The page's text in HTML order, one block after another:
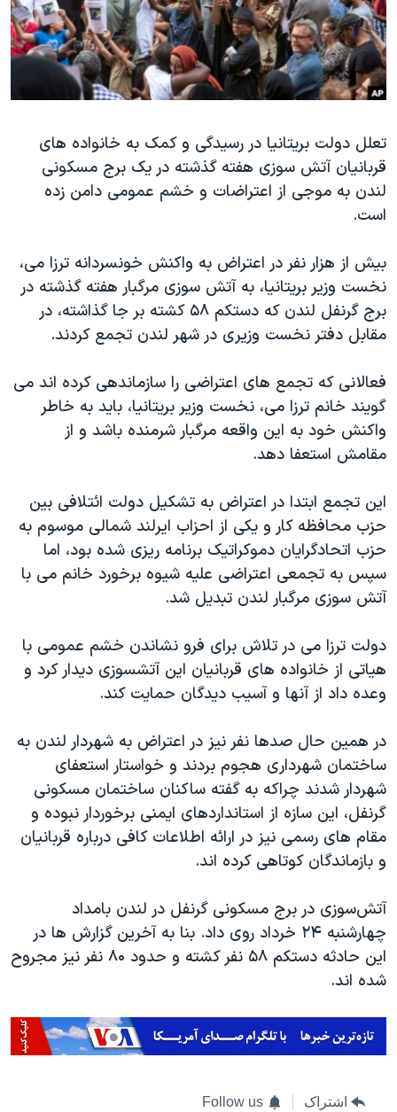
فرهنگ و زندگی
حقوق شهروندی
اقتصادی
اسرائیل در جنگ
گالری عکس
مستندها
انتخابات ریاست جمهوری آمریکا ۲۰۲۴
حمله جمهوری اسلامی به اسرائیل
ورزش زنان در ایران
اعتراضات زن، زندگی، آزادی
دادگاه حمید نوری
چهل سال گروگان‌گیری
قانون شفافیت دارائی کادر رهبری ایران
اسرائیل در جنگ
نرگس محمدی برنده جایزه نوبل صلح
همایش محافظه‌کاران آمریکا «سی‌پک»
صفحه‌های ویژه
سفر پرزیدنت ترامپ به چین
دنبال کنید
زبانهای مختلف
تعلل دولت بریتانیا در رسیدگی و کمک به خانواده های
قربانیان آتش سوزی هفته گذشته در یک برج مسکونی
لندن به موجی از اعتراضات و خشم عمومی دامن زده
است.
بیش از هزار نفر در اعتراض به واکنش خونسردانه ترزا می،
نخست وزیر بریتانیا، به آتش سوزی مرگبار هفته گذشته در
برج گرنفل لندن که دستکم ۵۸ کشته بر جا گذاشته، در
مقابل دفتر نخست وزیری در شهر لندن تجمع کردند.
فعالانی که تجمع های اعتراضی را سازماندهی کرده اند می
گویند خانم ترزا می، نخست وزیر بریتانیا، باید به خاطر
واکنش خود به این واقعه مرگبار شرمنده باشد و از
مقامش استعفا دهد.
این تجمع ابتدا در اعتراض به تشکیل دولت ائتلافی بین
حزب محافظه کار و یکی از احزاب ایرلند شمالی موسوم به
حزب اتحادگرایان دموکراتیک برنامه ریزی شده بود، اما
سپس به تجمعی اعتراضی علیه شیوه برخورد خانم می با
آتش سوزی مرگبار لندن تبدیل شد.
دولت ترزا می در تلاش برای فرو نشاندن خشم عمومی با
هیاتی از خانواده های قربانیان این آتشسوزی دیدار کرد و
وعده داد از آنها و آسیب دیدگان حمایت کند.
در همین حال صدها نفر نیز در اعتراض به شهردار لندن به
ساختمان شهرداری هجوم بردند و خواستار استعفای
شهردار شدند چراکه به گفته ساکنان ساختمان مسکونی
گرنفل، این سازه از استانداردهای ایمنی برخوردار نبوده و
مقام های رسمی نیز در ارائه اطلاعات کافی درباره قربانیان
و بازماندگان کوتاهی کرده اند.
آتش‌سوزی در برج مسکونی گرنفل در لندن بامداد
چهارشنبه ۲۴ خرداد روی داد. بنا به آخرین گزارش ها در
این حادثه دستکم ۵۸ نفر کشته و حدود ۸۰ نفر نیز مجروح
شده اند.
اشتراک Follow us